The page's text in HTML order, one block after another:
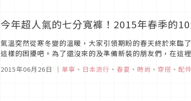
今年超人氣的七分寬褲！2015年春季的
氣溫突然從寒冬變的溫暖，大家引領期盼的春天終於來臨
這樣的困擾吧。為了還沒來的及準備新裝的朋友們，在這
2015年06月26日 ｜ 單寧 、 日本流行 、 春夏 、 時尚 、 穿搭 、 配件